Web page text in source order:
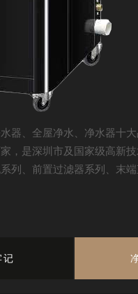
器、全屋净水、净水器十
，是深圳市及国家级高新
列、前置过滤器系列、末
记